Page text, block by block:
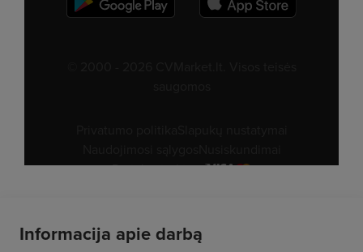
Informacija apie darbą